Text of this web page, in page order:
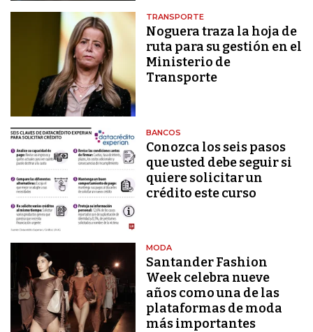
TRANSPORTE
Noguera traza la hoja de
ruta para su gestión en el
Ministerio de
Transporte
BANCOS
Conozca los seis pasos
que usted debe seguir si
quiere solicitar un
crédito este curso
MODA
Santander Fashion
Week celebra nueve
años como una de las
plataformas de moda
más importantes